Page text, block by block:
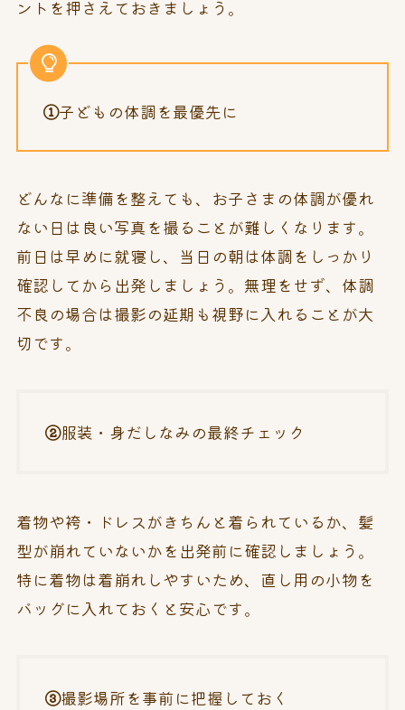
ントを押さえておきましょう。
①子どもの体調を最優先に
どんなに準備を整えても、お子さまの体調が優れ
ない日は良い写真を撮ることが難しくなります。
前日は早めに就寝し、当日の朝は体調をしっかり
確認してから出発しましょう。無理をせず、体調
不良の場合は撮影の延期も視野に入れることが大
切です。
②服装・身だしなみの最終チェック
着物や袴・ドレスがきちんと着られているか、髪
型が崩れていないかを出発前に確認しましょう。
特に着物は着崩れしやすいため、直し用の小物を
バッグに入れておくと安心です。
③撮影場所を事前に把握しておく